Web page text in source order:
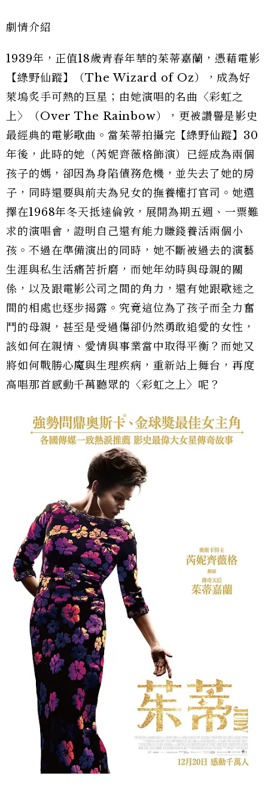
劇情介紹
1939年，正值18歲青春年華的茱蒂嘉蘭，憑藉電影
【綠野仙蹤】（The Wizard of Oz），成為好
萊塢炙手可熱的巨星；由她演唱的名曲〈彩虹之
上〉（Over The Rainbow），更被讚譽是影史
最經典的電影歌曲。當茱蒂拍攝完【綠野仙蹤】30
年後，此時的她（芮妮齊薇格飾演）已經成為兩個
孩子的媽，卻因為身陷債務危機，並失去了她的房
子，同時還要與前夫為兒女的撫養權打官司。她選
擇在1968年冬天抵達倫敦，展開為期五週、一票難
求的演唱會，證明自己還有能力賺錢養活兩個小
孩。不過在準備演出的同時，她不斷被過去的演藝
生涯與私生活痛苦折磨，而她年幼時與母親的關
係，以及跟電影公司之間的角力，還有她跟歌迷之
間的相處也逐步揭露。究竟這位為了孩子而全力奮
鬥的母親，甚至是受過傷卻仍然勇敢追愛的女性，
該如何在親情、愛情與事業當中取得平衡？而她又
將如何戰勝心魔與生理疾病，重新站上舞台，再度
高唱那首感動千萬聽眾的〈彩虹之上〉呢？